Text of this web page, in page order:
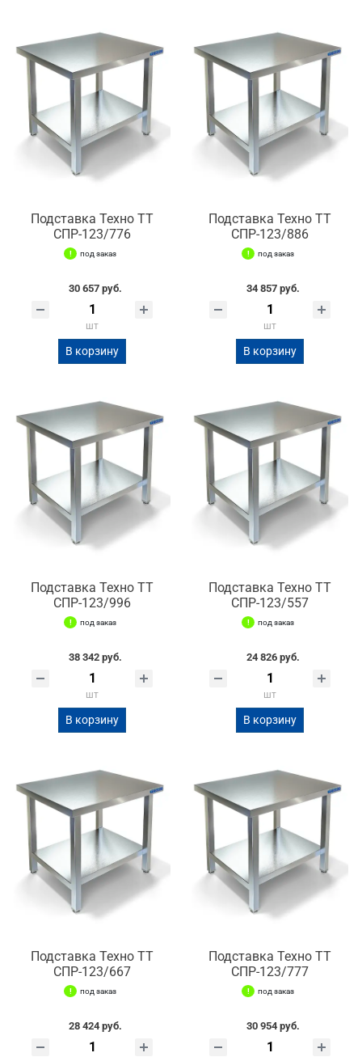
Подставка Техно ТТ
СПР-123/776
под заказ
30 657 руб.
шт
В корзину
Подставка Техно ТТ
СПР-123/886
под заказ
34 857 руб.
шт
В корзину
Подставка Техно ТТ
СПР-123/996
под заказ
38 342 руб.
шт
В корзину
Подставка Техно ТТ
СПР-123/557
под заказ
24 826 руб.
шт
В корзину
Подставка Техно ТТ
СПР-123/667
под заказ
28 424 руб.
Подставка Техно ТТ
СПР-123/777
под заказ
30 954 руб.